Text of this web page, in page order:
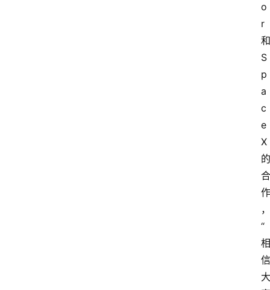
o
r
和
S
p
a
c
e
X
的
合
作
，
“
相
信
大